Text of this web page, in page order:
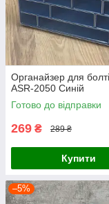
Органайзер для
ASR-2050 Синій
Готово до відправки
269 ₴ 289 ₴
Купити
–5%